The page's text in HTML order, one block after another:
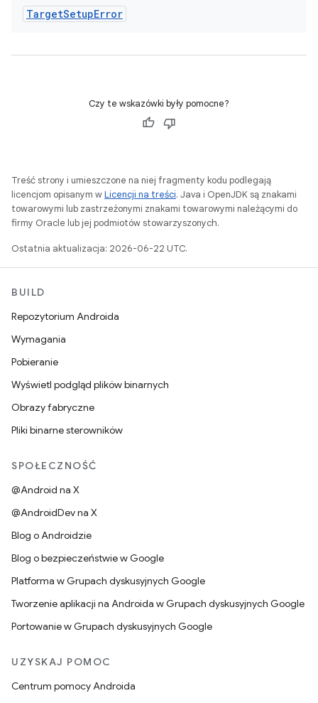
TargetSetupError
Czy te wskazówki były pomocne?
Treść strony i umieszczone na niej fragmenty kodu podlegają
licencjom opisanym wLicencji na treści. Java i OpenJDK są znakami
towarowymi lub zastrzeżonymi znakami towarowymi należącymi do
firmy Oracle lub jej podmiotów stowarzyszonych.
Ostatnia aktualizacja: 2026-06-22 UTC.
BUILD
Repozytorium Androida
Wymagania
Pobieranie
Wyświetl podgląd plików binarnych
Obrazy fabryczne
Pliki binarne sterowników
SPOŁECZNOŚĆ
@Android na X
@AndroidDev na X
Blog o Androidzie
Blog o bezpieczeństwie w Google
Platforma w Grupach dyskusyjnych Google
Tworzenie aplikacji na Androida w Grupach dyskusyjnych Google
Portowanie w Grupach dyskusyjnych Google
UZYSKAJ POMOC
Centrum pomocy Androida